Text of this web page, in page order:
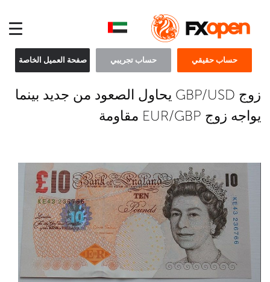
حساب حقيقي حساب تجريبي صفحة العميل الخاصة
زوج GBP/USD يحاول الصعود من جديد بينما
يواجه زوج EUR/GBP مقاومة